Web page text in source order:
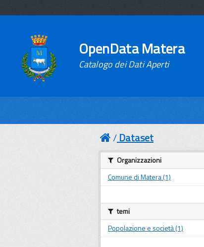
OpenData Matera
Catalogo dei Dati Aperti
Dataset
Organizzazioni
Comune di Matera (1)
temi
Popolazione e società (1)